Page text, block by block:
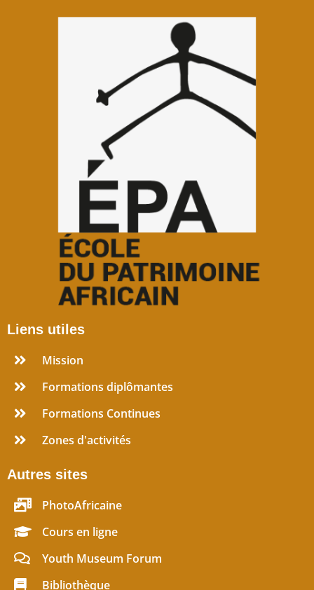
Liens utiles
Mission
Formations diplômantes
Formations Continues
Zones d'activités
Autres sites
PhotoAfricaine
Cours en ligne
Youth Museum Forum
Bibliothèque